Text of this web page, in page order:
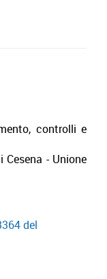
controlli e
- Unione
del